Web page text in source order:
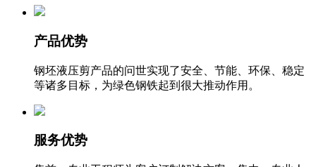
产品优势
钢坯液压剪产品的问世实现了安全、节能、环保、稳定
等诸多目标，为绿色钢铁起到很大推动作用。
服务优势